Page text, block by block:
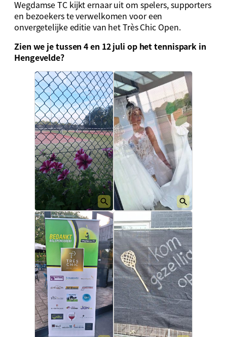
Wegdamse TC kijkt ernaar uit om spelers, supporters
en bezoekers te verwelkomen voor een
onvergetelijke editie van het Très Chic Open.
Zien we je tussen 4 en 12 juli op het tennispark in
Hengevelde?